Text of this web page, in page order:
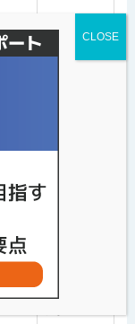
約 22.3